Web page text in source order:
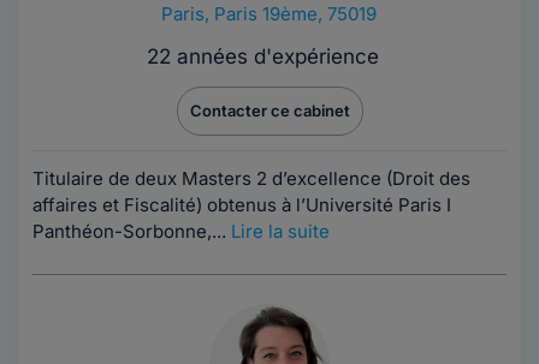
Paris, Paris 19ème, 75019
22 années d'expérience
Contacter ce cabinet
Titulaire de deux Masters 2 d’excellence (Droit des
affaires et Fiscalité) obtenus à l’Université Paris I
Panthéon-Sorbonne,... Lire la suite